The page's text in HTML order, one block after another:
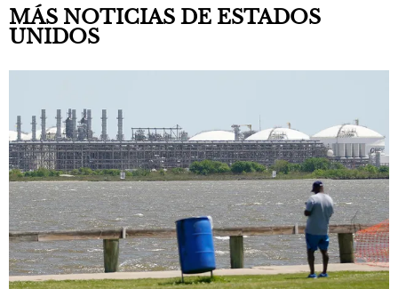
MÁS NOTICIAS DE ESTADOS
UNIDOS